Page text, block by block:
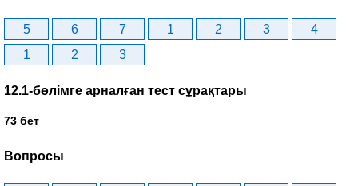
5 6 7 1 2 3
4
1
2 3
12.1-бөлімге арналған тест сұрақтары
73 бет
Вопросы